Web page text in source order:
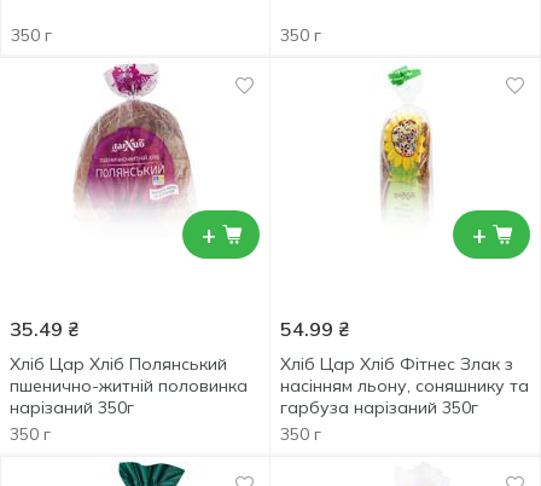
350 г 350 г
+
35.49 ₴
Хліб Цар Хліб Полянський
пшенично-житній половинка
нарізаний 350г
350 г
+
54.99 ₴
Хліб Цар Хліб Фітнес Злак з
насінням льону, соняшнику та
гарбуза нарізаний 350г
350 г